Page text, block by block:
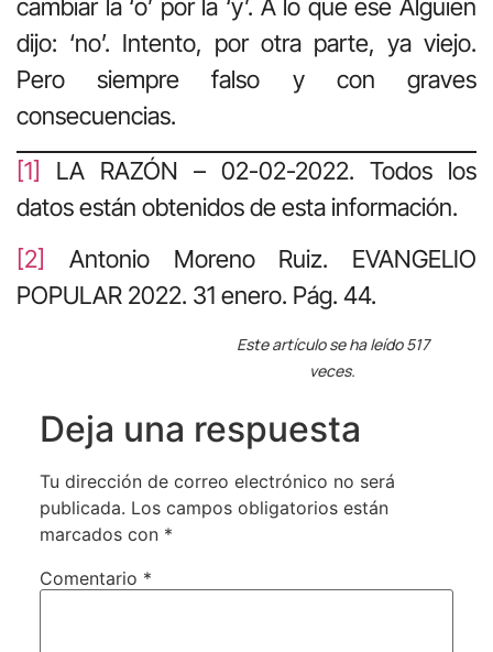
cambiar la ‘o’ por la ‘y’. A lo que ese Alguien
dijo: ‘no’. Intento, por otra parte, ya viejo.
Pero siempre falso y con graves
consecuencias.
[1]
LA RAZÓN – 02-02-2022. Todos los
datos están obtenidos de esta información.
[2]
Antonio Moreno Ruiz. EVANGELIO
POPULAR 2022. 31 enero. Pág. 44.
Este artículo se ha leído 517
veces.
Deja una respuesta
Tu dirección de correo electrónico no será
publicada. Los campos obligatorios están
marcados con *
Comentario *